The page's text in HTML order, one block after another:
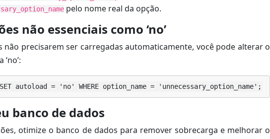
pelo nome real da opção.
não essenciais como ‘no’
não precisarem ser carregadas automaticamente, você pode alterar o
‘no’:
SET autoload = 'no' WHERE option_name = 'unnecessary_option_name';
banco de dados
otimize o banco de dados para remover sobrecarga e melhorar o